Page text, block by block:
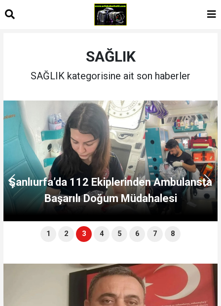
SAĞLIK
SAĞLIK kategorisine ait son haberler
Karaköprü Halkına Müjde: Karaköprü
Sağlıklı Hayat Merkezi Hizmete Girdi
1 2 3 4 5 6 7 8